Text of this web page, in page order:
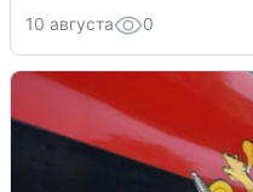
10 августа 0